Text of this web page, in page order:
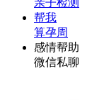
帮我
算孕周
感情帮助
微信私聊